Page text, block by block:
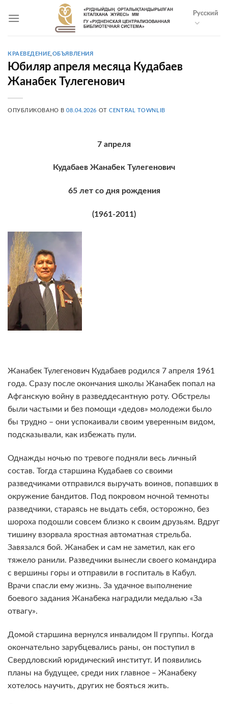
Русский
КРАЕВЕДЕНИЕ ОБЪЯВЛЕНИЯ
Юбиляр апреля месяца Кудабаев
Жанабек Тулегенович
ОПУБЛИКОВАНО В08.04.2026 ОТCENTRAL TOWNLIB
7 апреля
Кудабаев Жанабек Тулегенович
65 лет со дня рождения
(1961-2011)
Жанабек Тулегенович Кудабаев родился 7 апреля 1961
года. Сразу после окончания школы Жанабек попал на
Афганскую войну в разведдесантную роту. Обстрелы
были частыми и без помощи «дедов» молодежи было
бы трудно – они успокаивали своим уверенным видом,
подсказывали, как избежать пули.
Однажды ночью по тревоге подняли весь личный
состав. Тогда старшина Кудабаев со своими
разведчиками отправился выручать воинов, попавших в
окружение бандитов. Под покровом ночной темноты
разведчики, стараясь не выдать себя, осторожно, без
шороха подошли совсем близко к своим друзьям. Вдруг
тишину взорвала яростная автоматная стрельба.
Завязался бой. Жанабек и сам не заметил, как его
тяжело ранили. Разведчики вынесли своего командира
с вершины горы и отправили в госпиталь в Кабул.
Врачи спасли ему жизнь. За удачное выполнение
боевого задания Жанабека наградили медалью «За
отвагу».
Домой старшина вернулся инвалидом II группы. Когда
окончательно зарубцевались раны, он поступил в
Свердловский юридический институт. И появились
планы на будущее, среди них главное – Жанабеку
хотелось научить, других не бояться жить.